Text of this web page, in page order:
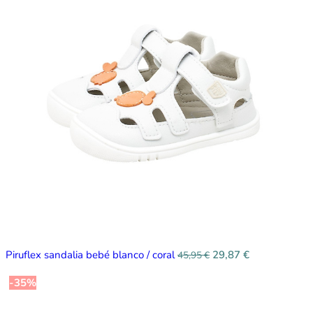
Piruflex sandalia bebé blanco / coral45,95€ 29,87 €
-35%